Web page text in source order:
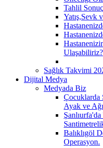
Tahlil
Yatış,Sevk
Ulaşabiliriz?
Sağlık Takvimi
Dijital Medya
Medyada Biz
Çocuklarda
Ayak ve
Balıklıgöl
Operasyon.